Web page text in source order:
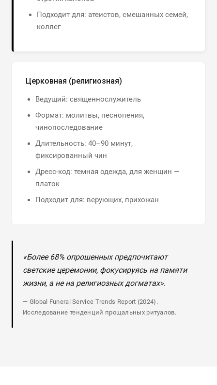
Подходит для: атеистов, смешанных семей,
коллег
Церковная (религиозная)
Ведущий: священнослужитель
Формат: молитвы, песнопения,
чинопоследование
Длительность: 40–90 минут,
фиксированный чин
Дресс-код: темная одежда, для женщин —
платок
Подходит для: верующих, прихожан
«Более 68% опрошенных предпочитают
светские церемонии, фокусируясь на памяти
жизни, а не на религиозных догматах».
— Global Funeral Service Trends Report (2024).
Исследование тенденций прощальных ритуалов.